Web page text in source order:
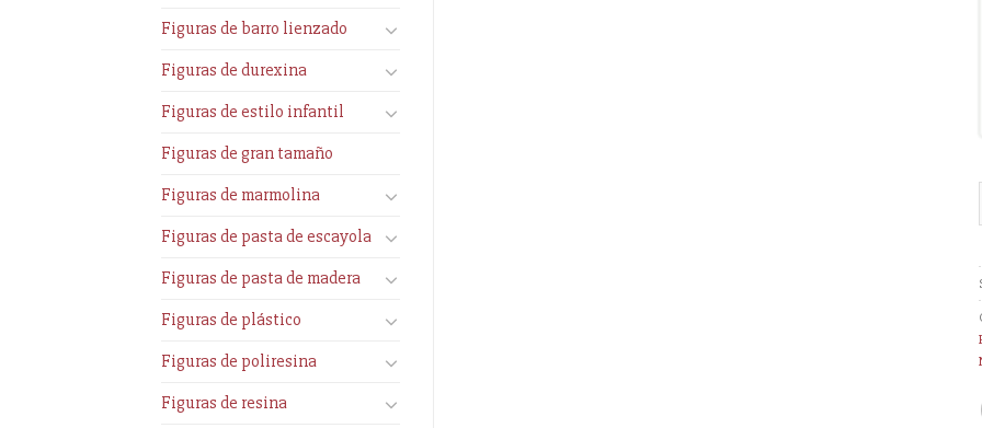
Figuras de barro lienzado
Figuras de durexina
Figuras de estilo infantil
Figuras de gran tamaño
Figuras de marmolina
Figuras de pasta de escayola
Figuras de pasta de madera
Figuras de plástico
Figuras de poliresina
Figuras de resina